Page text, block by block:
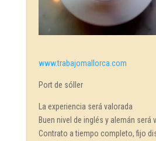
www.trabajomallorca.com
Port de sóller
La experiencia será valorada
Buen nivel de inglés y alemán será
Contrato a tiempo completo, fijo